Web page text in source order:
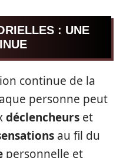
: UNE
continue de la
personne peut
déclencheurs et
au fil du
personnelle et